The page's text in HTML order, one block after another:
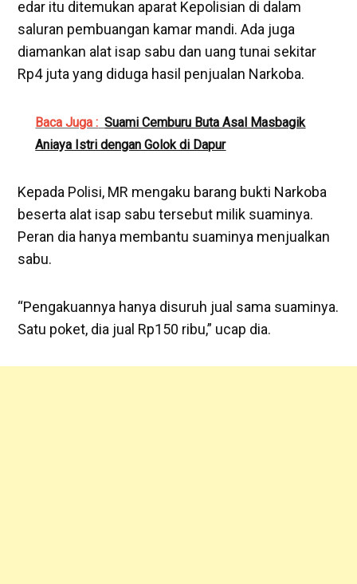
edar itu ditemukan aparat Kepolisian di dalam
saluran pembuangan kamar mandi. Ada juga
diamankan alat isap sabu dan uang tunai sekitar
Rp4 juta yang diduga hasil penjualan Narkoba.
Baca Juga : Suami Cemburu Buta Asal Masbagik
Aniaya Istri dengan Golok di Dapur
Kepada Polisi, MR mengaku barang bukti Narkoba
beserta alat isap sabu tersebut milik suaminya.
Peran dia hanya membantu suaminya menjualkan
sabu.
“Pengakuannya hanya disuruh jual sama suaminya.
Satu poket, dia jual Rp150 ribu,” ucap dia.